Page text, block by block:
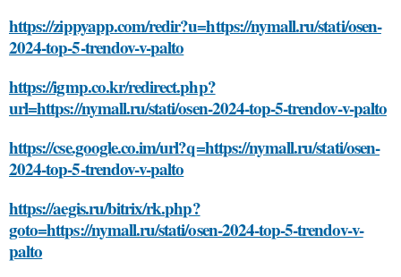
https://zippyapp.com/redir?u=https://nymall.ru/stati/osen-
2024-top-5-trendov-v-palto
https://igmp.co.kr/redirect.php?
url=https://nymall.ru/stati/osen-2024-top-5-trendov-v-palto
https://cse.google.co.im/url?q=https://nymall.ru/stati/osen-
2024-top-5-trendov-v-palto
https://aegis.ru/bitrix/rk.php?
goto=https://nymall.ru/stati/osen-2024-top-5-trendov-v-
palto